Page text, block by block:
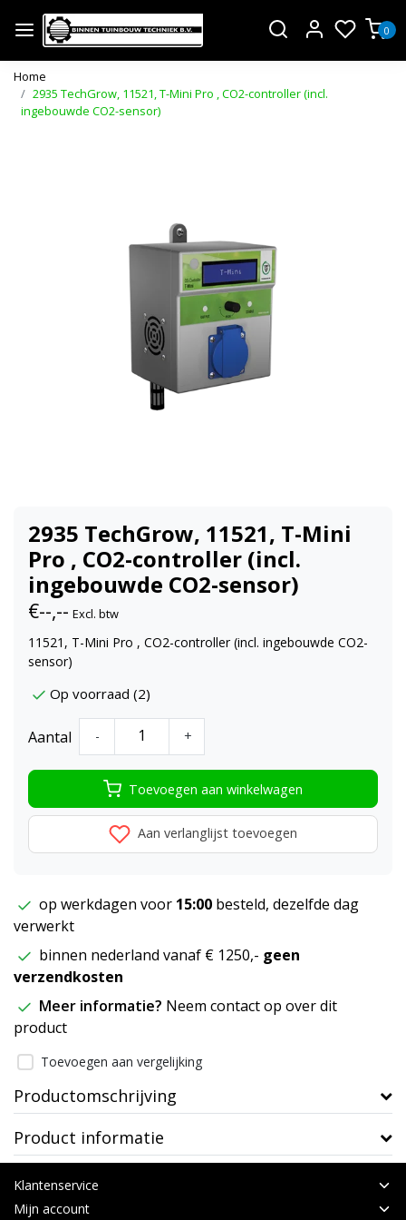
0
Home
2935 TechGrow, 11521, T-Mini Pro , CO2-controller (incl.
ingebouwde CO2-sensor)
2935 TechGrow, 11521, T-Mini
Pro , CO2-controller (incl.
ingebouwde CO2-sensor)
€--,-- Excl. btw
11521, T-Mini Pro , CO2-controller (incl. ingebouwde CO2-
sensor)
Op voorraad (2)
Aantal - +
Toevoegen aan winkelwagen
Aan verlanglijst toevoegen
op werkdagen voor 15:00 besteld, dezelfde dag
verwerkt
binnen nederland vanaf € 1250,- geen
verzendkosten
Meer informatie? Neem contact op over dit
product
Toevoegen aan vergelijking
Productomschrijving
Product informatie
Klantenservice
Mijn account